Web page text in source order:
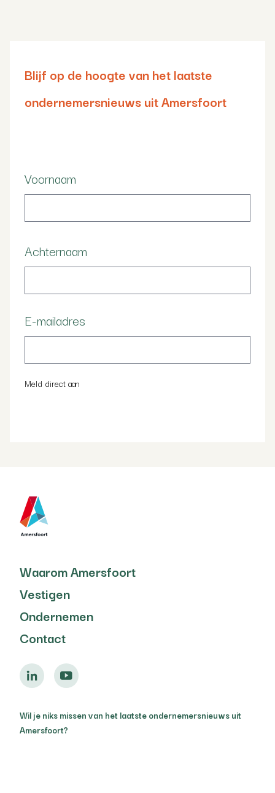
Blijf op de hoogte van het laatste
ondernemersnieuws uit Amersfoort
Voornaam
Achternaam
E-mailadres
Waarom Amersfoort
Vestigen
Ondernemen
Contact
Wil je niks missen van het laatste ondernemersnieuws uit
Amersfoort?